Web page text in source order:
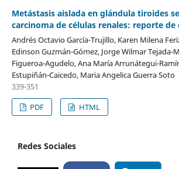
Metástasis aislada en glándula tiroides
carcinoma de células renales: reporte de
Andrés Octavio García-Trujillo, Karen Milena
Edinson Guzmán-Gómez, Jorge Wilmar Tejada-
Figueroa-Agudelo, Ana María Arrunátegui-
Estupiñán-Caicedo, Maria Angelica Guerra Soto
339-351
PDF
HTML
Redes Sociales